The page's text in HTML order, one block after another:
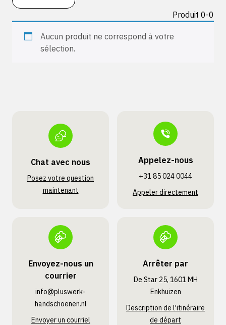
Produit 0-0
Aucun produit ne correspond à votre
sélection.
Chat avec nous
Posez votre question
maintenant
Appelez-nous
+31 85 024 0044
Appeler directement
Envoyez-nous un
courrier
info@pluswerk­
handschoenen.nl
Envoyer un courriel
Arrêter par
De Star 25, 1601 MH
Enkhuizen
Description de l'itinéraire
de départ